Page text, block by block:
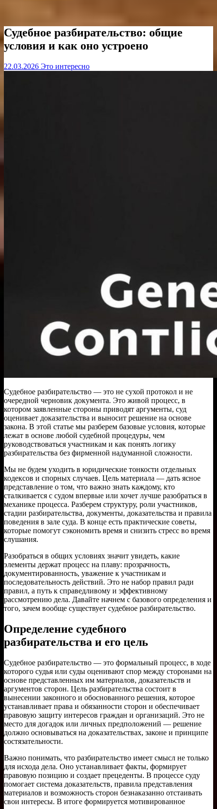
Судебное разбирательство: общие
условия и как оно устроено
22.03.2026 Это интересно
Судебное разбирательство — это не сухой протокол и не
очередной черновик документа. Это живой процесс, в
котором заявленные стороны приводят аргументы, суд
оценивает доказательства и выносит решение на основе
закона. В этой статье мы разберем базовые условия, которые
лежат в основе любой судебной процедуры, чем
руководствоваться участникам и как понять логику
разбирательства без фирменной надуманной сложности.
Мы не будем уходить в юридические тонкости отдельных
кодексов и спорных случаев. Цель материала — дать ясное
представление о том, что важно знать каждому, кто
сталкивается с судом впервые или хочет лучше разобраться в
механике процесса. Разберем структуру, роли участников,
стадии разбирательства, документы, доказательства и правила
поведения в зале суда. В конце есть практические советы,
которые помогут сэкономить время и снизить стресс во время
слушания.
Разобраться в общих условиях значит увидеть, какие
элементы держат процесс на плаву: прозрачность,
документированность, уважение к участникам и
последовательность действий. Это не набор правил ради
правил, а путь к справедливому и эффективному
рассмотрению дела. Давайте начнем с базового определения и
того, зачем вообще существует судебное разбирательство.
Определение судебного
разбирательства и его цель
Судебное разбирательство — это формальный процесс, в ходе
которого судья или суды оценивают спор между сторонами на
основе представленных им материалов, доказательств и
аргументов сторон. Цель разбирательства состоит в
вынесении законного и обоснованного решения, которое
устанавливает права и обязанности сторон и обеспечивает
правовую защиту интересов граждан и организаций. Это не
место для догадок или личных предположений — решение
должно основываться на доказательствах, законе и принципе
состязательности.
Важно понимать, что разбирательство имеет смысл не только
для исхода дела. Оно устанавливает факты, формирует
правовую позицию и создает прецеденты. В процессе суду
помогает система доказательств, правила представления
материалов и возможность сторон безнаказанно отстаивать
свои интересы. В итоге формируется мотивированное